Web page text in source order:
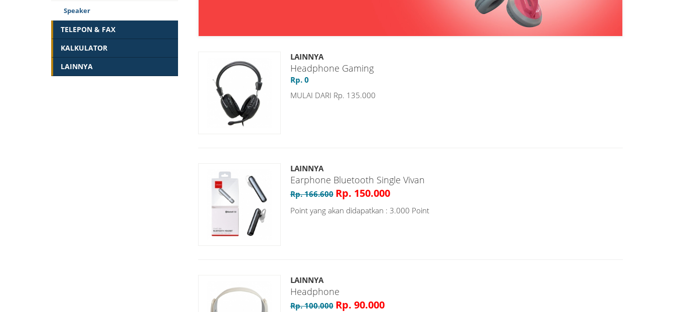
Speaker
TELEPON & FAX
KALKULATOR
LAINNYA
LAINNYA
Headphone Gaming
Rp. 0
MULAI DARI Rp. 135.000
LAINNYA
Earphone Bluetooth Single Vivan
Rp. 166.600 Rp. 150.000
Point yang akan didapatkan : 3.000 Point
LAINNYA
Headphone
Rp. 100.000 Rp. 90.000